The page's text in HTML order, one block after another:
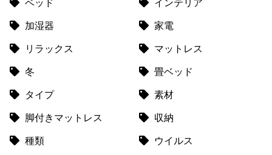
ベッド インテリア
加湿器 家電
リラックス マットレス
冬 畳ベッド
タイプ 素材
脚付きマットレス 収納
種類 ウイルス